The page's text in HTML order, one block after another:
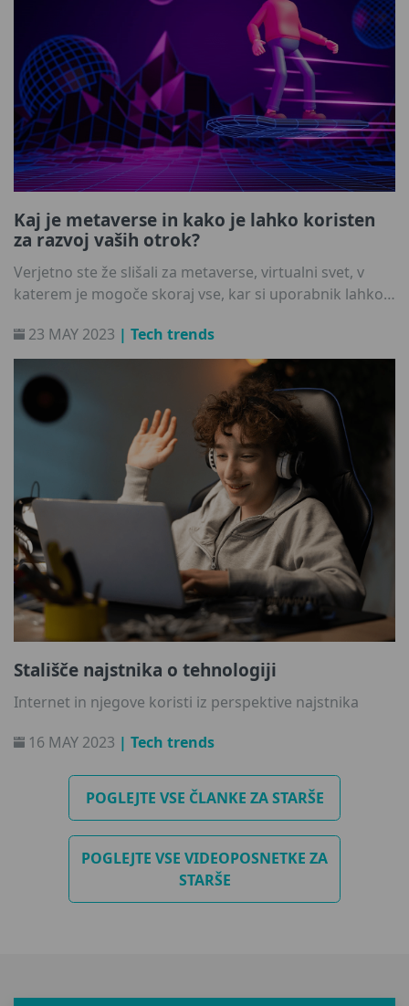
Kaj je metaverse in kako je lahko koristen
za razvoj vaših otrok?
Verjetno ste že slišali za metaverse, virtualni svet, v
katerem je mogoče skoraj vse, kar si uporabnik lahko
digitalno okolje in na novo opredeli, kako otroci
preživljajo prosti čas. Kakšne prednosti in slabosti
prinaša metaverse otroškemu razvoju?
23 MAY 2023 | Tech trends
Stališče najstnika o tehnologiji
Internet in njegove koristi iz perspektive najstnika
16 MAY 2023 | Tech trends
POGLEJTE VSE ČLANKE ZA STARŠE
POGLEJTE VSE VIDEOPOSNETKE ZA
STARŠE